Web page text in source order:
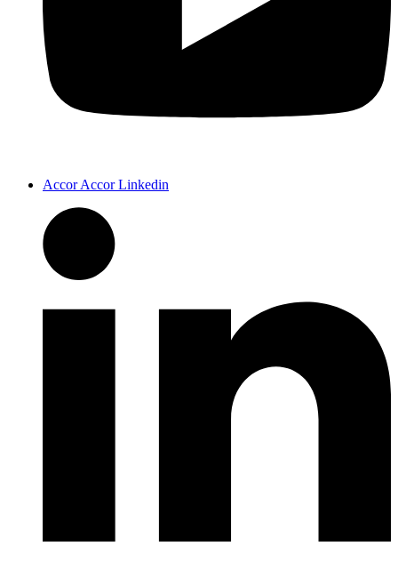
Accor Accor Linkedin